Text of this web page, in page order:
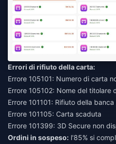
Errori di rifiuto della carta:
Errore 105101: Numero di carta
Errore 105102: Nome del titolare
Errore 101101: Rifiuto della banca
Errore 101105: Carta scaduta
Errore 101399: 3D Secure non
Ordini in sospeso: l'85% si